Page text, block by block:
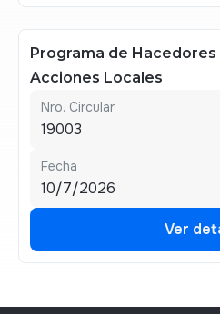
Programa de
Acciones Locales
Nro. Circular
19003
Fecha
10/7/2026
Ver